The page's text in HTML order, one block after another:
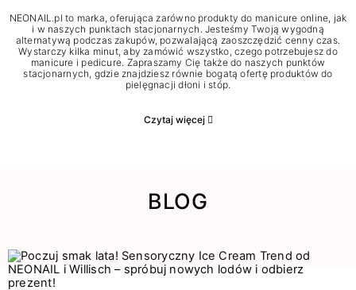
NEONAIL.pl to marka, oferująca zarówno produkty do manicure online, jak
i w naszych punktach stacjonarnych. Jesteśmy Twoją wygodną
alternatywą podczas zakupów, pozwalającą zaoszczędzić cenny czas.
Wystarczy kilka minut, aby zamówić wszystko, czego potrzebujesz do
manicure i pedicure. Zapraszamy Cię także do naszych punktów
stacjonarnych, gdzie znajdziesz równie bogatą ofertę produktów do
pielęgnacji dłoni i stóp.
Czytaj więcej
BLOG